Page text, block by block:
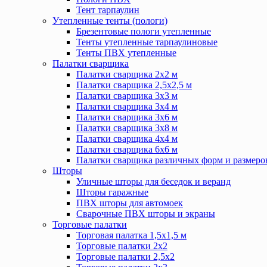
Тент тарпаулин
Утепленные тенты (пологи)
Брезентовые пологи утепленные
Тенты утепленные тарпаулиновые
Тенты ПВХ утепленные
Палатки сварщика
Палатки сварщика 2х2 м
Палатки сварщика 2,5х2,5 м
Палатки сварщика 3х3 м
Палатки сварщика 3х4 м
Палатки сварщика 3х6 м
Палатки сварщика 3х8 м
Палатки сварщика 4х4 м
Палатки сварщика 6х6 м
Палатки сварщика различных форм и
Шторы
Уличные шторы для беседок и веранд
Шторы гаражные
ПВХ шторы для автомоек
Сварочные ПВХ шторы и экраны
Торговые палатки
Торговая палатка 1,5х1,5 м
Торговые палатки 2х2
Торговые палатки 2,5х2